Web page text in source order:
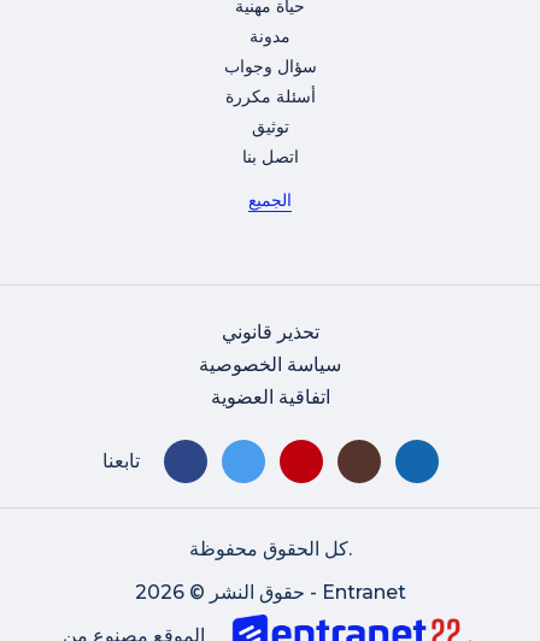
حياة مهنية
مدونة
سؤال وجواب
أسئلة مكررة
توثيق
اتصل بنا
الجميع
تحذير قانوني
سياسة الخصوصية
اتفاقية العضوية
تابعنا
كل الحقوق محفوظة.
حقوق النشر © 2026 - Entranet
الموقع مصنوع من